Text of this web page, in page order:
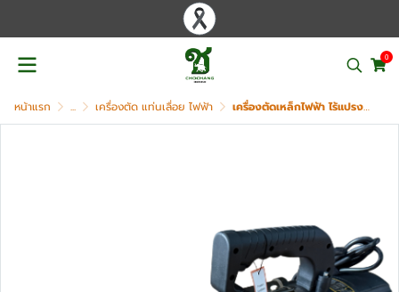
0
หน้าแรก ... เครื่องตัด แท่นเลื่อย ไฟฟ้า เครื่องตัดเหล็กไฟฟ้า ไร้แปรงถ่าน OKURA รุ่น BARC-32